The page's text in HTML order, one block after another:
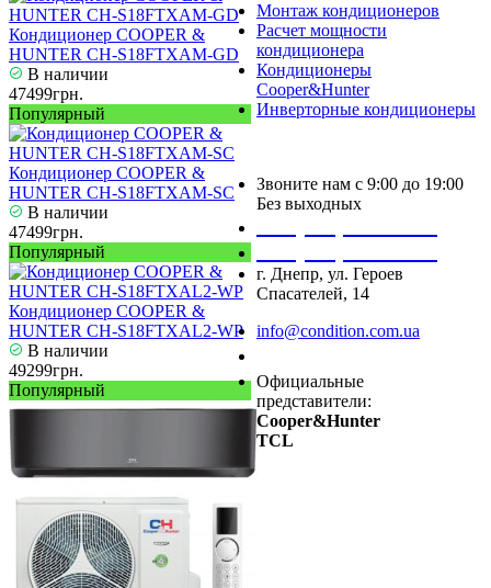
Кондиционер COOPER &
HUNTER CH-S18FTXAM-GD
В наличии
47499грн.
Популярный
Кондиционер COOPER &
HUNTER CH-S18FTXAM-SC
В наличии
47499грн.
Популярный
Кондиционер COOPER &
HUNTER CH-S18FTXAL2-WP
В наличии
49299грн.
Популярный
Монтаж кондиционеров
Расчет мощности
кондиционера
Кондиционеры
Cooper&Hunter
Инверторные кондиционеры
Звоните нам с 9:00 до 19:00
Без выходных
г. Днепр, ул. Героев
Спасателей, 14
info@condition.com.ua
Официальные
представители:
Cooper&Hunter
TCL